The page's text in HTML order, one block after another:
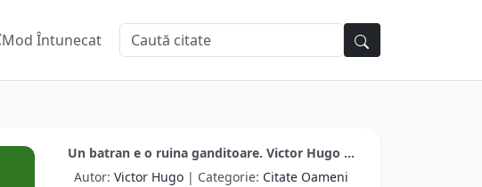
Mod Întunecat
Un batran e o ruina ganditoare. Victor Hugo ...
Autor: Victor Hugo | Categorie: Citate Oameni